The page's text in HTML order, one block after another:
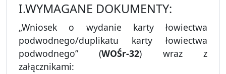
I.WYMAGANE DOKUMENTY:
„Wniosek o wydanie karty łowiectwa
podwodnego/duplikatu karty łowiectwa
podwodnego” (WOŚr-32) wraz z
załącznikami: